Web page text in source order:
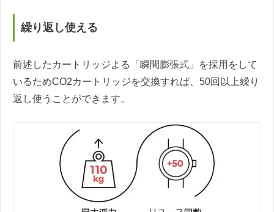
繰り返し使える
前述したカートリッジよる「瞬間膨張式」を採用をして
いるためCO2カートリッジを交換すれば、50回以上繰り
返し使うことができます。